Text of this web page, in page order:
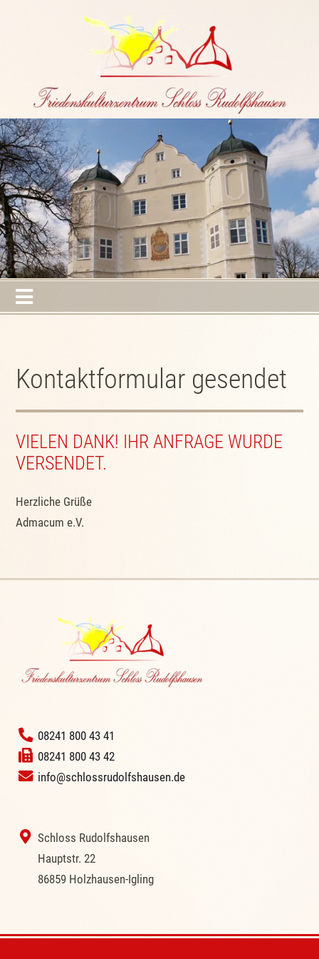
Kontaktformular gesendet
VIELEN DANK! IHR ANFRAGE WURDE
VERSENDET.
Herzliche Grüße
Admacum e.V.
08241 800 43 41
08241 800 43 42
info@schlossrudolfshausen.de
‭ Schloss Rudolfshausen
‭Hauptstr. 22
‭86859 Holzhausen-Igling